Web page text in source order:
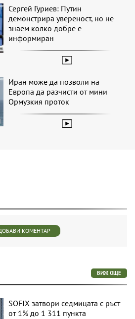
Сергей Гуриев: Путин
демонстрира увереност, но не
знаем колко добре е
информиран
Иран може да позволи на
Европа да разчисти от мини
Ормузкия проток
КОМЕНТАР
ВИЖ ОЩЕ
SOFIX затвори седмицата с ръст
от 1% до 1 311 пункта